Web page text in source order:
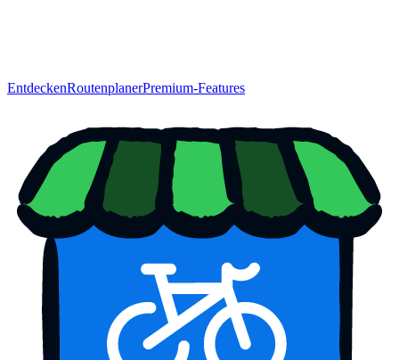
EntdeckenRoutenplanerPremium-Features